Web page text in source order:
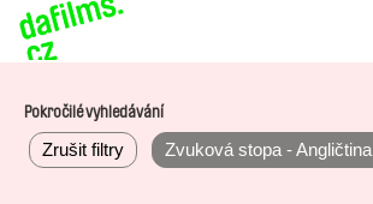
Pokročilé vyhledávání
Zrušit filtry Zvuková stopa - Angličtina